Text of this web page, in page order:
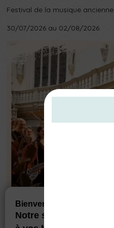
Festival de la musique ancienne
30/07/2026 au 02/08/2026